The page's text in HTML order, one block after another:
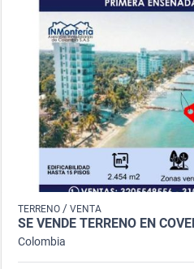
TERRENO/ VENTA
Colombia